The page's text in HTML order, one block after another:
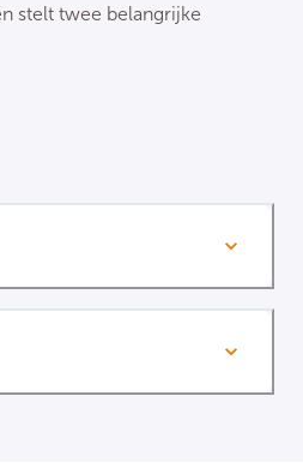
stelt twee belangrijke